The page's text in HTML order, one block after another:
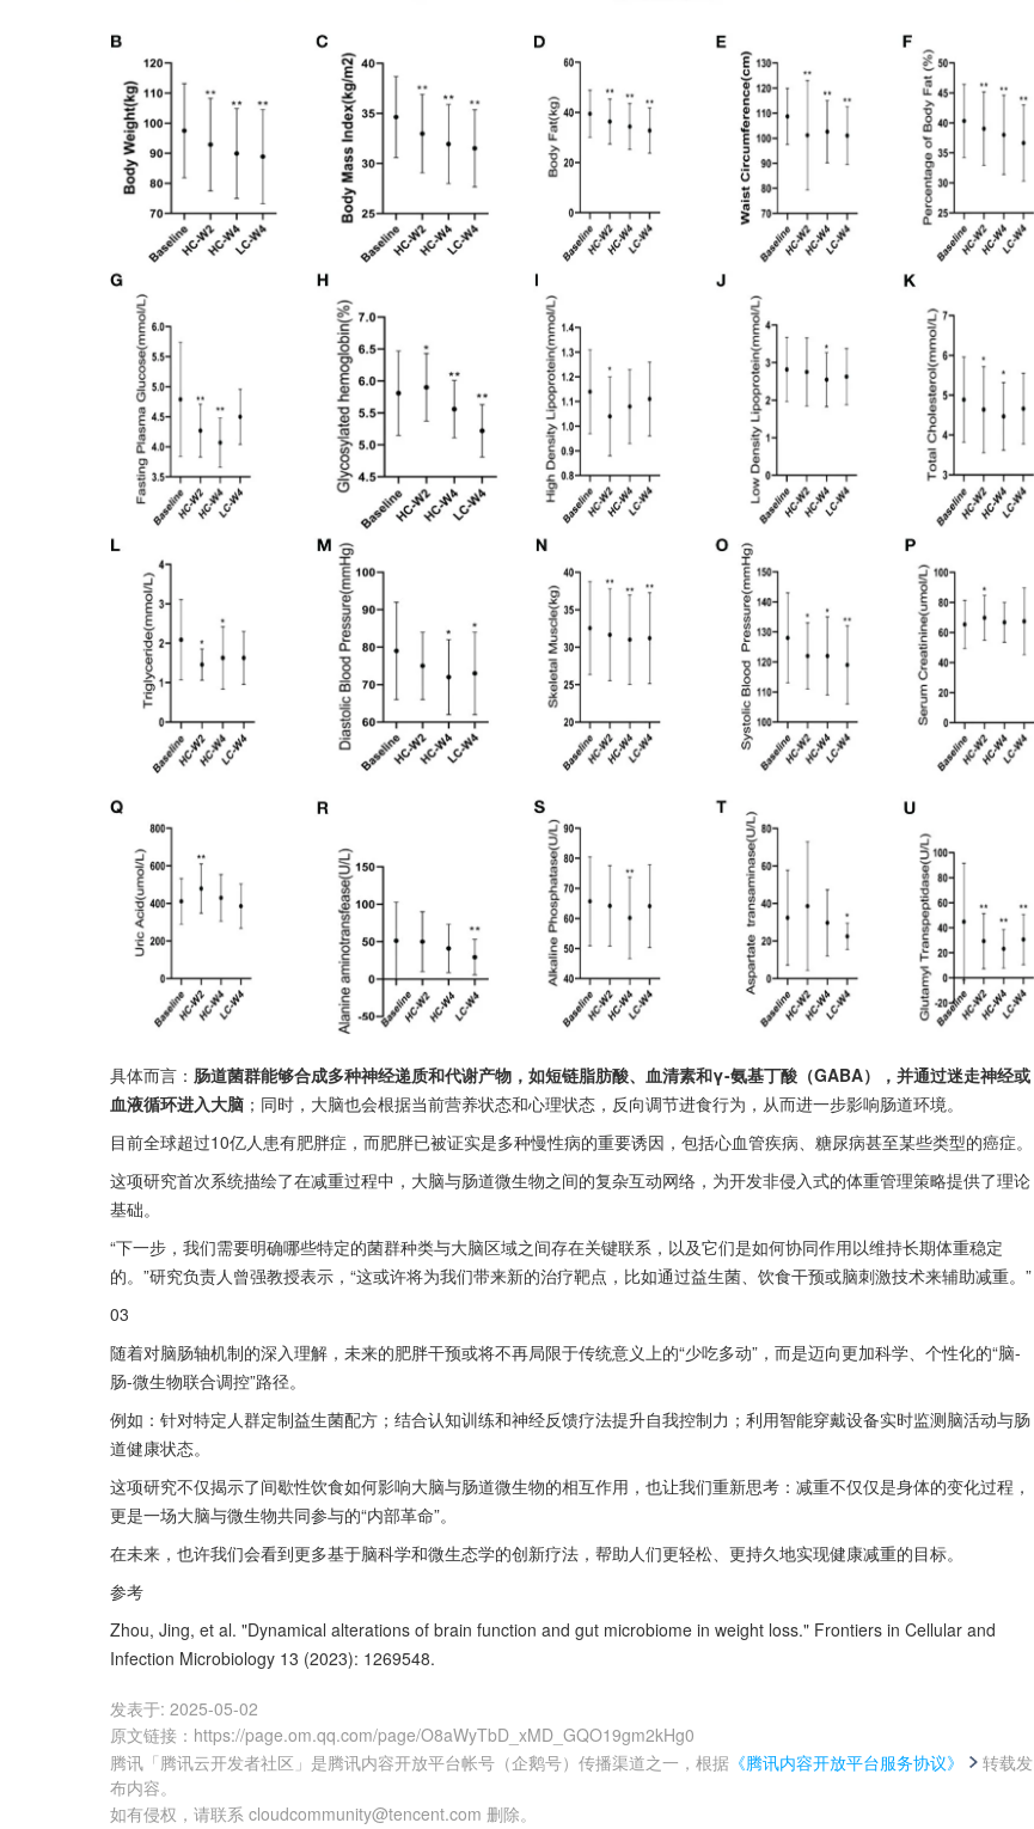
具体而言： 肠道菌群能够合成多种神经递质和代谢产物，如短链脂肪酸、血清素和γ-氨基丁酸（GABA），并通过迷走神经或
血液循环进入大脑 ；同时，大脑也会根据当前营养状态和心理状态，反向调节进食行为，从而进一步影响肠道环境。
目前全球超过10亿人患有肥胖症，而肥胖已被证实是多种慢性病的重要诱因，包括心血管疾病、糖尿病甚至某些类型的癌症。
这项研究首次系统描绘了在减重过程中，大脑与肠道微生物之间的复杂互动网络，为开发非侵入式的体重管理策略提供了理论
基础。
“下一步，我们需要明确哪些特定的菌群种类与大脑区域之间存在关键联系，以及它们是如何协同作用以维持长期体重稳定
的。”研究负责人曾强教授表示，“这或许将为我们带来新的治疗靶点，比如通过益生菌、饮食干预或脑刺激技术来辅助减重。”
03
随着对脑肠轴机制的深入理解，未来的肥胖干预或将不再局限于传统意义上的“少吃多动”，而是迈向更加科学、个性化的“脑-
肠-微生物联合调控”路径。
例如：针对特定人群定制益生菌配方；结合认知训练和神经反馈疗法提升自我控制力；利用智能穿戴设备实时监测脑活动与肠
道健康状态。
这项研究不仅揭示了间歇性饮食如何影响大脑与肠道微生物的相互作用，也让我们重新思考：减重不仅仅是身体的变化过程，
更是一场大脑与微生物共同参与的“内部革命”。
在未来，也许我们会看到更多基于脑科学和微生态学的创新疗法，帮助人们更轻松、更持久地实现健康减重的目标。
参考
Zhou, Jing, et al. "Dynamical alterations of brain function and gut microbiome in weight loss." Frontiers in Cellular and
Infection Microbiology 13 (2023): 1269548.
发表于: 2025-05-02
原文链接 ： https://page.om.qq.com/page/O8aWyTbD_xMD_GQO19gm2kHg0
腾讯「腾讯云开发者社区」是腾讯内容开放平台帐号（企鹅号）传播渠道之一，根据 《腾讯内容开放平台服务协议》
转载发
布内容。
如有侵权，请联系 cloudcommunity@tencent.com 删除。